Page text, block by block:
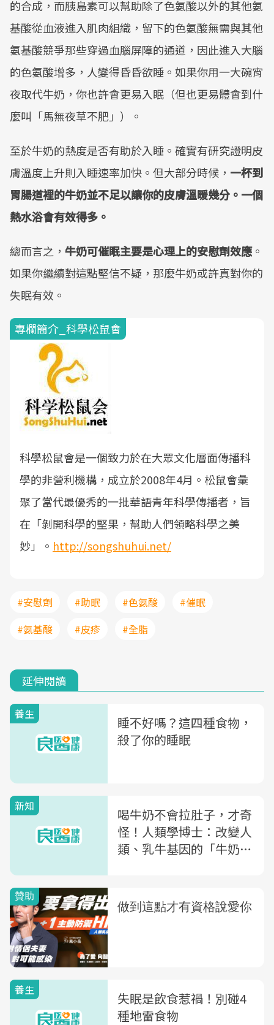
的合成，而胰島素可以幫助除了色氨酸以外的其他氨
基酸從血液進入肌肉組織，留下的色氨酸無需與其他
氨基酸競爭那些穿過血腦屏障的通道，因此進入大腦
的色氨酸增多，人變得昏昏欲睡。如果你用一大碗宵
夜取代牛奶，你也許會更易入眠（但也更易體會到什
麼叫「馬無夜草不肥」）。
至於牛奶的熱度是否有助於入睡。確實有研究證明皮
膚溫度上升則入睡速率加快。但大部分時候， 一杯到
胃腸道裡的牛奶並不足以讓你的皮膚溫暖幾分。一個
熱水浴會有效得多。
總而言之， 牛奶可催眠主要是心理上的安慰劑效應。
如果你繼續對這點堅信不疑，那麼牛奶或許真對你的
失眠有效。
專欄簡介_科學松鼠會
科學松鼠會是一個致力於在大眾文化層面傳播科
學的非營利機構，成立於2008年4月。松鼠會彙
聚了當代最優秀的一批華語青年科學傳播者，旨
在「剝開科學的堅果，幫助人們領略科學之美
妙」。 http://songshuhui.net/
#安慰劑 #助眠 #色氨酸
#催眠
#氨基酸
#皮疹 #全脂
延伸閱讀
養生
睡不好嗎？這四種食物，
殺了你的睡眠
新知
喝牛奶不會拉肚子，才奇
怪！人類學博士：改變人
類、乳牛基因的「牛奶突
養生
失眠是飲食惹禍！別碰4
種地雷食物